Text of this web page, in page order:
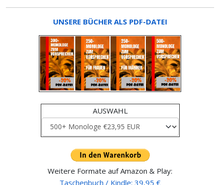
UNSERE BÜCHER ALS PDF-DATEI
AUSWAHL
Weitere Formate auf Amazon & Play:
Taschenbuch / Kindle: 39,95 €